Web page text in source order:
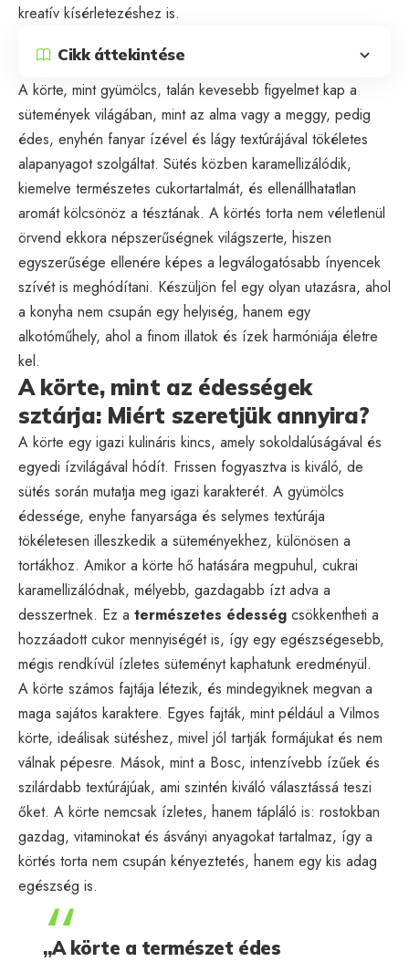
kreatív kísérletezéshez is.
Cikk áttekintése
A körte, mint gyümölcs, talán kevesebb figyelmet kap a
sütemények világában, mint az alma vagy a meggy, pedig
édes, enyhén fanyar ízével és lágy textúrájával tökéletes
alapanyagot szolgáltat. Sütés közben karamellizálódik,
kiemelve természetes cukortartalmát, és ellenállhatatlan
aromát kölcsönöz a tésztának. A körtés torta nem véletlenül
örvend ekkora népszerűségnek világszerte, hiszen
egyszerűsége ellenére képes a legválogatósabb ínyencek
szívét is meghódítani. Készüljön fel egy olyan utazásra, ahol
a konyha nem csupán egy helyiség, hanem egy
alkotóműhely, ahol a finom illatok és ízek harmóniája életre
kel.
A körte, mint az édességek
sztárja: Miért szeretjük annyira?
A körte egy igazi kulináris kincs, amely sokoldalúságával és
egyedi ízvilágával hódít. Frissen fogyasztva is kiváló, de
sütés során mutatja meg igazi karakterét. A gyümölcs
édessége, enyhe fanyarsága és selymes textúrája
tökéletesen illeszkedik a süteményekhez, különösen a
tortákhoz. Amikor a körte hő hatására megpuhul, cukrai
karamellizálódnak, mélyebb, gazdagabb ízt adva a
desszertnek. Ez a természetes édesség csökkentheti a
hozzáadott cukor mennyiségét is, így egy egészségesebb,
mégis rendkívül ízletes süteményt kaphatunk eredményül.
A körte számos fajtája létezik, és mindegyiknek megvan a
maga sajátos karaktere. Egyes fajták, mint például a Vilmos
körte, ideálisak sütéshez, mivel jól tartják formájukat és nem
válnak pépesre. Mások, mint a Bosc, intenzívebb ízűek és
szilárdabb textúrájúak, ami szintén kiváló választássá teszi
őket. A körte nemcsak ízletes, hanem tápláló is: rostokban
gazdag, vitaminokat és ásványi anyagokat tartalmaz, így a
körtés torta nem csupán kényeztetés, hanem egy kis adag
egészség is.
„A körte a természet édes